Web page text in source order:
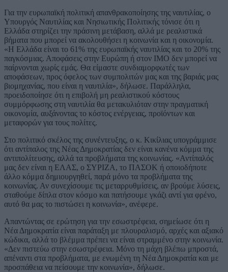
Για την ευρωπαϊκή πολιτική απανθρακοποίησης της ναυτιλίας, ο
Υπουργός Ναυτιλίας και Νησιωτικής Πολιτικής τόνισε ότι η
Ελλάδα στηρίζει την πράσινη μετάβαση, αλλά με ρεαλιστικά
βήματα που μπορεί να ακολουθήσει η κοινωνία και η οικονομία.
«Η Ελλάδα είναι το 61% της ευρωπαϊκής ναυτιλίας και το 20% της
παγκόσμιας. Αποφάσεις στην Ευρώπη ή στον ΙΜΟ δεν μπορεί να
παίρνονται χωρίς εμάς. Θα είμαστε συνδιαμορφωτές των
αποφάσεων, προς όφελος των συμπολιτών μας και της βαριάς μας
βιομηχανίας, που είναι η ναυτιλία», δήλωσε. Παράλληλα,
προειδοποίησε ότι η επιβολή μη ρεαλιστικού κόστους
συμμόρφωσης στη ναυτιλία θα μετακυλιόταν στην πραγματική
οικονομία, αυξάνοντας το κόστος ενέργειας, προϊόντων και
μεταφορών για τους πολίτες.
Στο πολιτικό σκέλος της συνέντευξης, ο κ. Κικίλιας υπογράμμισε
ότι αντίπαλος της Νέας Δημοκρατίας δεν είναι κανένα κόμμα της
αντιπολίτευσης, αλλά τα προβλήματα της κοινωνίας. «Αντίπαλός
μας δεν είναι η ΕΛΑΣ, ο ΣΥΡΙΖΑ, το ΠΑΣΟΚ ή οποιοδήποτε
άλλο κόμμα δημιουργηθεί, παρά μόνο τα προβλήματα της
κοινωνίας. Αν συνεχίσουμε τις μεταρρυθμίσεις, αν βρούμε λύσεις,
σταθούμε δίπλα στον κόσμο και πατήσουμε γκάζι αντί για φρένο,
αυτό θα μας το πιστώσει η κοινωνία», ανέφερε.
Απαντώντας σε ερώτηση για την εσωστρέφεια, σημείωσε ότι η
Νέα Δημοκρατία είναι παράταξη με πλουραλισμό, αρχές και αξιακό
κώδικα, αλλά το βλέμμα πρέπει να είναι στραμμένο στην κοινωνία.
«Δεν πιστεύω στην εσωστρέφεια. Μόνο τη μάχη βλέπω μπροστά,
απέναντι στα προβλήματα, με ενωμένη τη Νέα Δημοκρατία και με
προσπάθεια να πείσουμε την κοινωνία», δήλωσε.